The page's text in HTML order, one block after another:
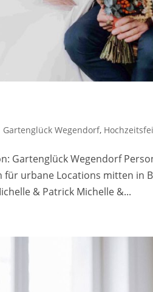
Gartenglück Wegendorf,
Gartenglück Wegendorf
urbane Locations mitten in
& Patrick Michelle &...